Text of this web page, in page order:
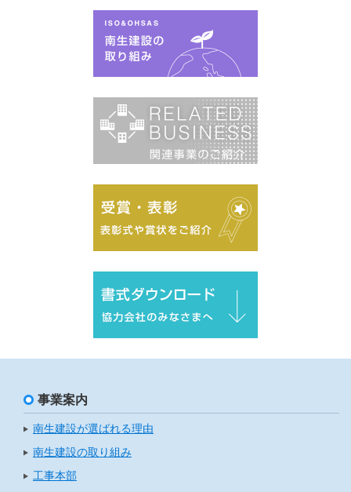
事業案内
南生建設が選ばれる理由
南生建設の取り組み
工事本部